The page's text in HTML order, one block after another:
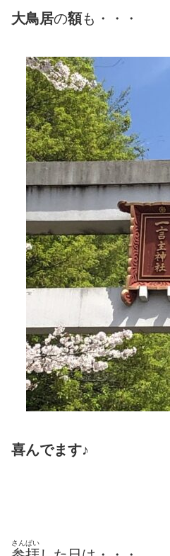
大鳥居の額も・・・
喜んでます♪
さんぱい